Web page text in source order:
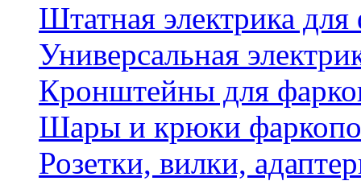
Штатная электрика
Универсальная
Кронштейны для
Шары и крюки
Розетки, вилки,